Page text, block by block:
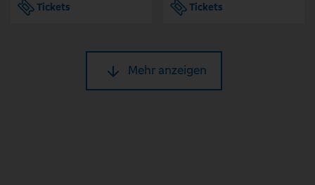
Tickets
Tickets
Mehr anzeigen